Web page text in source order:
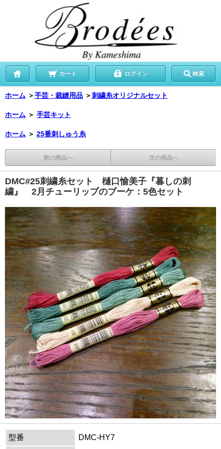
カート ログイン 検索
ホーム ＞手芸・裁縫用品 ＞刺繍糸オリジナルセット
ホーム ＞ 手芸キット
ホーム ＞ 25番刺しゅう糸
前の商品へ 次の商品へ
DMC#25刺繍糸セット 樋口愉美子『暮しの刺
繍』 2月チューリップのブーケ：5色セット
型番
DMC-HY7